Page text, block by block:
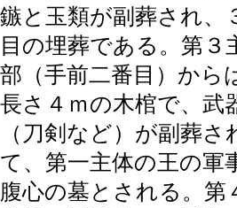
鏃と玉類が副葬され、
目の埋葬である。第３
部（手前二番目）から
長さ４ｍの木棺で、武
（刀剣など）が副葬さ
て、第一主体の王の軍
腹心の墓とされる。第